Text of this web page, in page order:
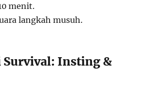
menit.
langkah musuh.
Survival: Insting &